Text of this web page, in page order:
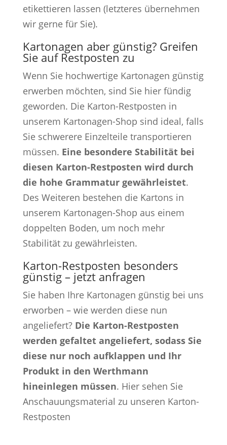
etikettieren lassen (letzteres übernehmen
wir gerne für Sie).
Kartonagen aber günstig? Greifen
Sie auf Restposten zu
Wenn Sie hochwertige Kartonagen günstig
erwerben möchten, sind Sie hier fündig
geworden. Die Karton-Restposten in
unserem Kartonagen-Shop sind ideal, falls
Sie schwerere Einzelteile transportieren
müssen. Eine besondere Stabilität bei
diesen Karton-Restposten wird durch
die hohe Grammatur gewährleistet.
Des Weiteren bestehen die Kartons in
unserem Kartonagen-Shop aus einem
doppelten Boden, um noch mehr
Stabilität zu gewährleisten.
Karton-Restposten besonders
günstig – jetzt anfragen
Sie haben Ihre Kartonagen günstig bei uns
erworben – wie werden diese nun
angeliefert? Die Karton-Restposten
werden gefaltet angeliefert, sodass Sie
diese nur noch aufklappen und Ihr
Produkt in den Werthmann
hineinlegen müssen. Hier sehen Sie
Anschauungsmaterial zu unseren Karton-
Restposten